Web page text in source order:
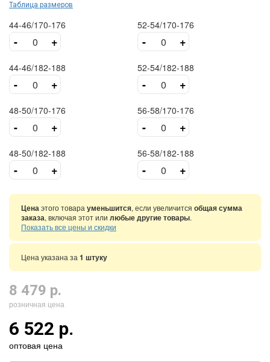
Таблица размеров
44-46/170-176
- +
44-46/182-188
- +
48-50/170-176
- +
48-50/182-188
- +
52-54/170-176
- +
52-54/182-188
- +
56-58/170-176
- +
56-58/182-188
- +
Ценаэтого товара уменьшится, если увеличится общая сумма
заказа, включая этот или любые другие товары.
Показать все цены и скидки
Цена указана за 1 штуку
8 479 р.
розничная цена
6 522 р.
оптовая цена